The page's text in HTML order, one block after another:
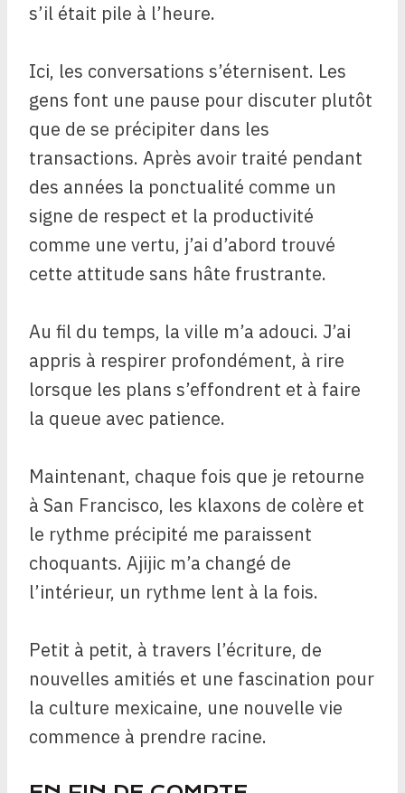
s’il était pile à l’heure.
Ici, les conversations s’éternisent. Les
gens font une pause pour discuter plutôt
que de se précipiter dans les
transactions. Après avoir traité pendant
des années la ponctualité comme un
signe de respect et la productivité
comme une vertu, j’ai d’abord trouvé
cette attitude sans hâte frustrante.
Au fil du temps, la ville m’a adouci. J’ai
appris à respirer profondément, à rire
lorsque les plans s’effondrent et à faire
la queue avec patience.
Maintenant, chaque fois que je retourne
à San Francisco, les klaxons de colère et
le rythme précipité me paraissent
choquants. Ajijic m’a changé de
l’intérieur, un rythme lent à la fois.
Petit à petit, à travers l’écriture, de
nouvelles amitiés et une fascination pour
la culture mexicaine, une nouvelle vie
commence à prendre racine.